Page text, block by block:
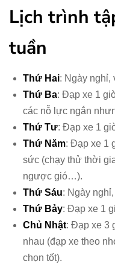
Lịch trình
tuần
Thứ Hai: Ngày nghỉ,
Thứ Ba: Đạp xe 1
các nỗ lực ngắn
Thứ Tư: Đạp xe 1
Thứ Năm: Đạp xe 1
sức (chạy thử thời
ngược gió…).
Thứ Sáu: Ngày
Thứ Bảy: Đạp xe 1
Chủ Nhật: Đạp xe 3
nhau (đạp xe theo
chọn tốt).